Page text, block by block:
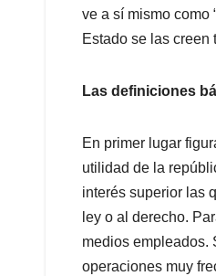
ve a sí mismo como
Estado se las creen
Las definiciones
En primer lugar
utilidad de la
interés superior las
ley o al derecho.
medios empleados.
operaciones muy